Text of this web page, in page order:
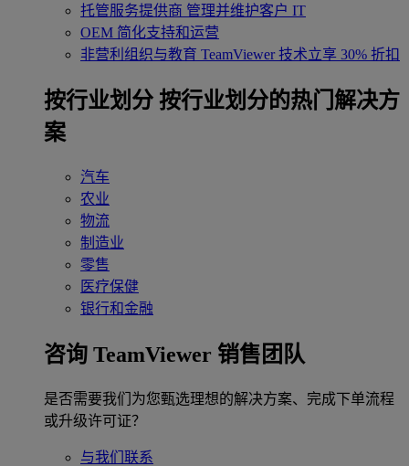
托管服务提供商 管理并维护客户 IT
OEM 简化支持和运营
非营利组织与教育 TeamViewer 技术立享 30% 折扣
‌按行业划分 按行业划分的热门解决方
案
汽车
农业
物流
制造业
零售
医疗保健
银行和金融
咨询 TeamViewer 销售团队
是否需要我们为您甄选理想的解决方案、完成下单流程
或升级许可证？
与我们联系